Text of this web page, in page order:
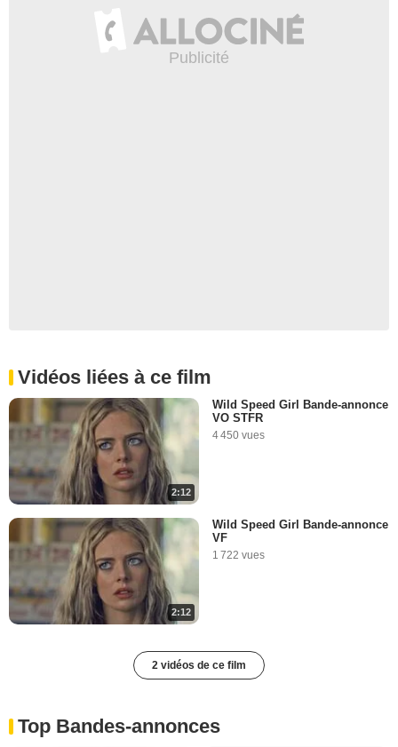
Vidéos liées à ce film
2:12
Wild Speed Girl Bande-annonce
VO STFR
4 450 vues
2:12
Wild Speed Girl Bande-annonce
VF
1 722 vues
2 vidéos de ce film
Top Bandes-annonces